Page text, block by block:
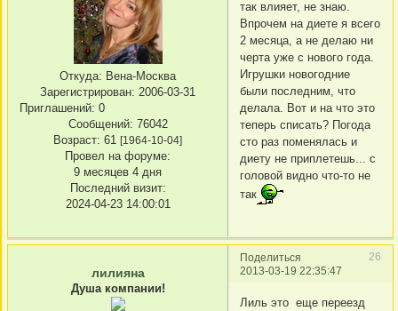
Откуда: Вена-Москва
Зарегистрирован: 2006-03-31
Приглашений: 0
Сообщений: 76042
Возраст: 61 [1964-10-04]
Провел на форуме:
9 месяцев 4 дня
Последний визит:
2024-04-23 14:00:01
так влияет, не знаю.
Впрочем на диете я всего
2 месяца, а не делаю ни
черта уже с нового года.
Игрушки новогодние
были последним, что
делала. Вот и на что это
теперь списать? Погода
сто раз поменялась и
диету не приплетешь... с
головой видно что-то не
так
Поделиться
26
2013-03-19 22:35:47
лилияна
Душа компании!
Лиль это еще переезд